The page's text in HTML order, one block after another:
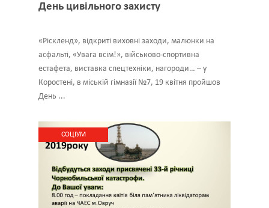
День цивільного захисту
«Ріскленд», відкриті виховні заходи, малюнки на
асфальті, «Увага всім!», військово-спортивна
естафета, виставка спецтехніки, нагороди… – у
Коростені, в міській гімназії №7, 19 квітня пройшов
День ...
CОЦІУМ